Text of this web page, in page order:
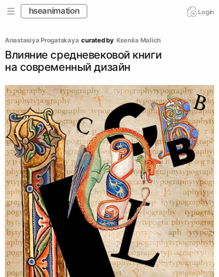
hseanimation Login
Anastasiya Progatskaya curated by Kseniia Malich
Влияние средневековой книги
на современный дизайн